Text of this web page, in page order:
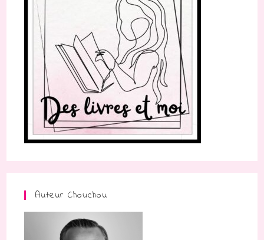
Auteur Chouchou